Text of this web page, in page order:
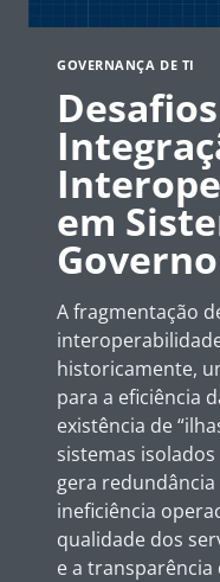
GOVERNANÇA DE TI
em
Governo
A fragmentação
historicamente,
para a eficiência
existência de
sistemas
gera
ineficiência
qualidade dos
e a transparência